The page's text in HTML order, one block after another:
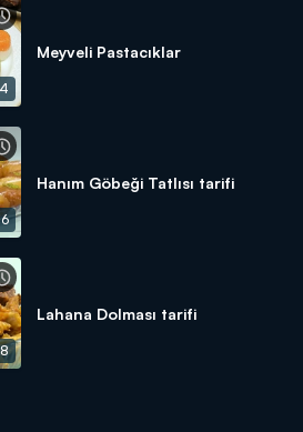
Meyveli Pastacıklar
Hanım Göbeği Tatlısı tarifi
Lahana Dolması tarifi